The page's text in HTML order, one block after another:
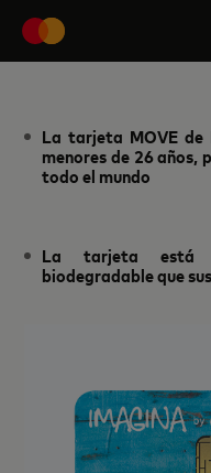
La tarjeta MOVE de
menores de 26
todo el mundo
La tarjeta está
biodegradable que